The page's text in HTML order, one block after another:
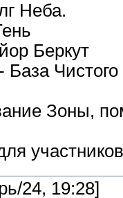
Неба.
Беркут
Зоны,
24, 19:28]